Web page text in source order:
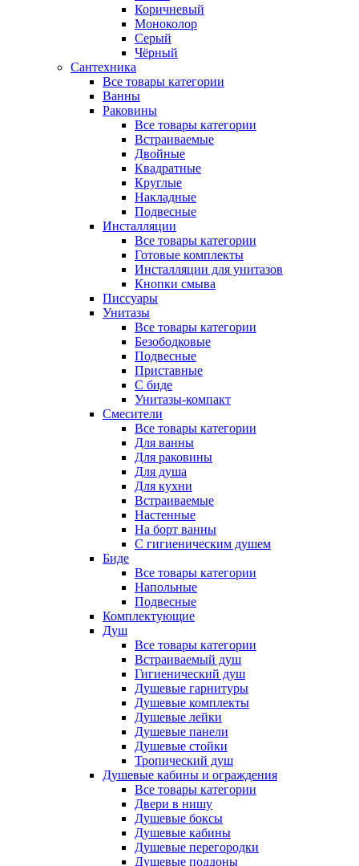
Коричневый
Моноколор
Серый
Чёрный
Сантехника
Все товары категории
Ванны
Раковины
Все товары категории
Встраиваемые
Двойные
Квадратные
Круглые
Накладные
Подвесные
Инсталляции
Все товары категории
Готовые комплекты
Инсталляции для унитазов
Кнопки смыва
Писсуары
Унитазы
Все товары категории
Безободковые
Подвесные
Приставные
С биде
Унитазы-компакт
Смесители
Все товары категории
Для ванны
Для раковины
Для душа
Для кухни
Встраиваемые
Настенные
На борт ванны
С гигиеническим душем
Биде
Все товары категории
Напольные
Подвесные
Комплектующие
Душ
Все товары категории
Встраиваемый душ
Гигиенический душ
Душевые гарнитуры
Душевые комплекты
Душевые лейки
Душевые панели
Душевые стойки
Тропический душ
Душевые кабины и ограждения
Все товары категории
Двери в нишу
Душевые боксы
Душевые кабины
Душевые перегородки
Душевые поддоны